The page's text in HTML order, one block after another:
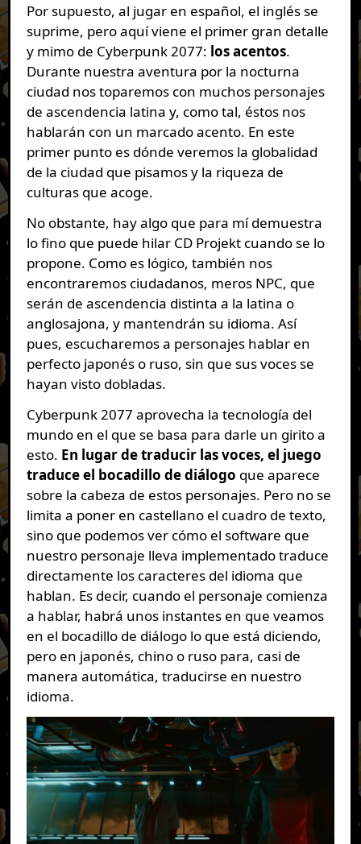
Por supuesto, al jugar en español, el inglés se
suprime, pero aquí viene el primer gran detalle
y mimo de Cyberpunk 2077: los acentos.
Durante nuestra aventura por la nocturna
ciudad nos toparemos con muchos personajes
de ascendencia latina y, como tal, éstos nos
hablarán con un marcado acento. En este
primer punto es dónde veremos la globalidad
de la ciudad que pisamos y la riqueza de
culturas que acoge.
No obstante, hay algo que para mí demuestra
lo fino que puede hilar CD Projekt cuando se lo
propone. Como es lógico, también nos
encontraremos ciudadanos, meros NPC, que
serán de ascendencia distinta a la latina o
anglosajona, y mantendrán su idioma. Así
pues, escucharemos a personajes hablar en
perfecto japonés o ruso, sin que sus voces se
hayan visto dobladas.
Cyberpunk 2077 aprovecha la tecnología del
mundo en el que se basa para darle un girito a
esto. En lugar de traducir las voces, el juego
traduce el bocadillo de diálogo que aparece
sobre la cabeza de estos personajes. Pero no se
limita a poner en castellano el cuadro de texto,
sino que podemos ver cómo el software que
nuestro personaje lleva implementado traduce
directamente los caracteres del idioma que
hablan. Es decir, cuando el personaje comienza
a hablar, habrá unos instantes en que veamos
en el bocadillo de diálogo lo que está diciendo,
pero en japonés, chino o ruso para, casi de
manera automática, traducirse en nuestro
idioma.